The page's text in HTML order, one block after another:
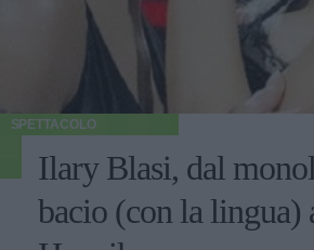
SPETTACOLO
Ilary Blasi, dal
bacio (con la lingua)